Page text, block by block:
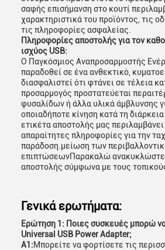
σαφής επισήμανση στο κουτί
χαρακτηριστικά του προϊόντος, τις
τις πληροφορίες ασφαλείας.
Πληροφορίες αποστολής για τον
ισχύος USB:
Ο Παγκόσμιος Αναπροσαρμοστής
παραδοθεί σε ένα ανθεκτικό,
διασφαλιστεί ότι φτάνει σε τέλεια
προσαρμογός προστατεύεται
φυσαλίδων ή άλλα υλικά άμβλυνσης
οποιαδήποτε κίνηση κατά τη
ετικέτα αποστολής μας περιλαμβάνει
απαραίτητες πληροφορίες για την
παράδοση.μείωση των
επιπτώσεωνΠαρακαλώ ανακυκλώστε
αποστολής σύμφωνα με τους
Γενικά ερωτήματα:
Ερώτηση 1: Ποιες συσκευές μπορώ
Universal USB Power Adapter;
Α1:Μπορείτε να φορτίσετε τις